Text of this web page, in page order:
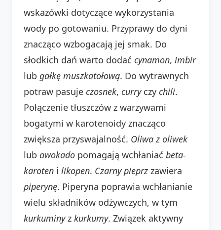
wskazówki dotyczące wykorzystania
wody po gotowaniu. Przyprawy do dyni
znacząco wzbogacają jej smak. Do
słodkich dań warto dodać cynamon, imbir
lub gałkę muszkatołową. Do wytrawnych
potraw pasuje czosnek, curryczy chili.
Połączenie tłuszczów z warzywami
bogatymi w karotenoidy znacząco
zwiększa przyswajalność. Oliwa z oliwek
lub awokado pomagają wchłaniać beta-
karoten i likopen. Czarny pieprz zawiera
piperynę. Piperyna poprawia wchłanianie
wielu składników odżywczych, w tym
kurkuminyz kurkumy. Związek aktywny